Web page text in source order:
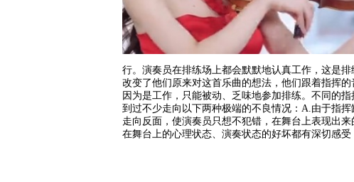
行。演奏员在排练场上都会默默地认真工作，这是
改变了他们原来对这首乐曲的想法，他们跟着指挥
因为是工作，只能被动、乏味地参加排练。不同的
到过不少走向以下两种极端的不良情况：A.由于指
走向反面，使演奏员只想不犯错，在舞台上表现出
在舞台上的心理状态、演奏状态的好坏都有深切感